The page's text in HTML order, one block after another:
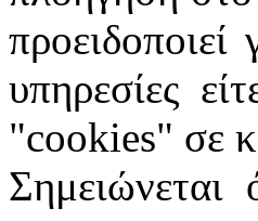
υπηρεσίες
"cookies" σε
Σημειώνεται